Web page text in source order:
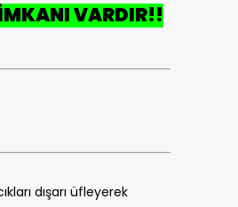
VARDIR!!
dışarı üfleyerek